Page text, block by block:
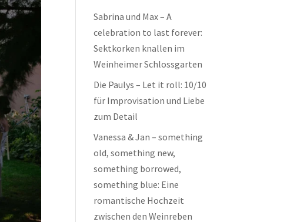
Sabrina und Max – A
celebration to last forever:
Sektkorken knallen im
Weinheimer Schlossgarten
Die Paulys – Let it roll: 10/10
für Improvisation und Liebe
zum Detail
Vanessa & Jan – something
old, something new,
something borrowed,
something blue: Eine
romantische Hochzeit
zwischen den Weinreben